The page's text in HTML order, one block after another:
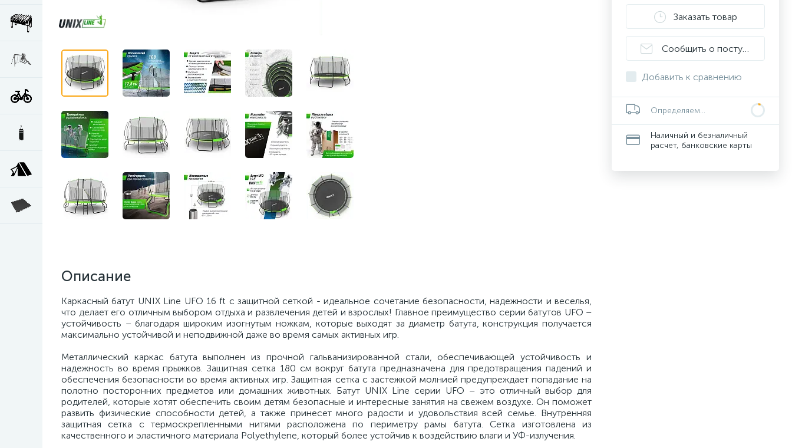
Описание
Каркасный батут UNIX Line UFO 16 ft с защитной сеткой - идеальное сочетание безопасности, надежности и веселья,
что делает его отличным выбором отдыха и развлечения детей и взрослых! Главное преимущество серии батутов UFO –
устойчивость – благодаря широким изогнутым ножкам, которые выходят за диаметр батута, конструкция получается
максимально устойчивой и неподвижной даже во время самых активных игр.
Металлический каркас батута выполнен из прочной гальванизированной стали, обеспечивающей устойчивость и
надежность во время прыжков. Защитная сетка 180 см вокруг батута предназначена для предотвращения падений и
обеспечения безопасности во время активных игр. Защитная сетка с застежкой молнией предупреждает попадание на
полотно посторонних предметов или домашних животных. Батут UNIX Line серии UFO – это отличный выбор для
родителей, которые хотят обеспечить своим детям безопасные и интересные занятия на свежем воздухе. Он поможет
развить физические способности детей, а также принесет много радости и удовольствия всей семье. Внутренняя
защитная сетка с термоскрепленными нитями расположена по периметру рамы батута. Сетка изготовлена из
качественного и эластичного материала Polyethylene, который более устойчив к воздействию влаги и УФ-излучения.
Заказать товар
Сообщить о поступлении
Добавить к сравнению
Определяем...
Наличный и безналичный
расчет, банковские карты